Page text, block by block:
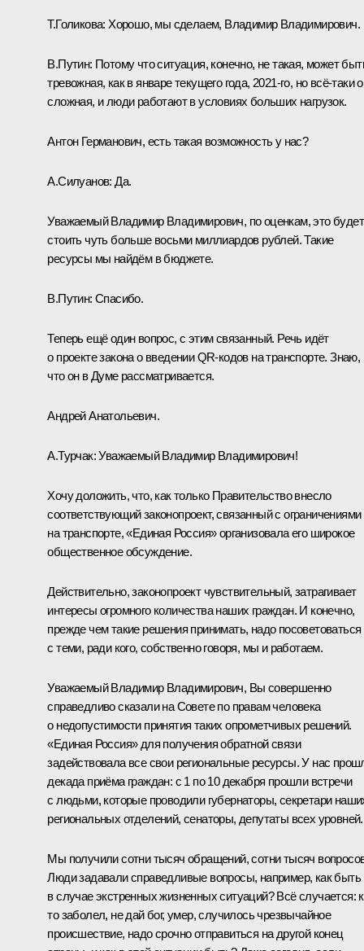
Т.Голикова: Хорошо, мы сделаем, Владимир Владимирович.
В.Путин: Потому что ситуация, конечно, не такая, может
тревожная, как в январе текущего года, 2021-го, но всё-таки
сложная, и люди работают в условиях больших нагрузок.
Антон Германович, есть такая возможность у нас?
А.Силуанов:Да.
Уважаемый Владимир Владимирович, по оценкам, это будет
стоить чуть больше восьми миллиардов рублей. Такие
ресурсы мы найдём в бюджете.
В.Путин: Спасибо.
Теперь ещё один вопрос, с этим связанный. Речь идёт
о проекте закона о введении QR-кодов на транспорте. Знаю,
что он в Думе рассматривается.
Андрей Анатольевич.
А.Турчак:Уважаемый Владимир Владимирович!
Хочу доложить, что, как только Правительство внесло
соответствующий законопроект, связанный с ограничениями
на транспорте, «Единая Россия» организовала его широкое
общественное обсуждение.
Действительно, законопроект чувствительный, затрагивает
интересы огромного количества наших граждан. И конечно,
прежде чем такие решения принимать, надо посоветоваться
с теми, ради кого, собственно говоря, мы и работаем.
Уважаемый Владимир Владимирович, Вы совершенно
справедливо сказали на Совете по правам человека
о недопустимости принятия таких опрометчивых решений.
«Единая Россия» для получения обратной связи
задействовала все свои региональные ресурсы. У нас
декада приёма граждан: с 1 по 10 декабря прошли встречи
с людьми, которые проводили губернаторы, секретари
региональных отделений, сенаторы, депутаты всех уровней.
Мы получили сотни тысяч обращений, сотни тысяч
Люди задавали справедливые вопросы, например, как быть
в случае экстренных жизненных ситуаций? Всё случается:
то заболел, не дай бог, умер, случилось чрезвычайное
происшествие, надо срочно отправиться на другой конец